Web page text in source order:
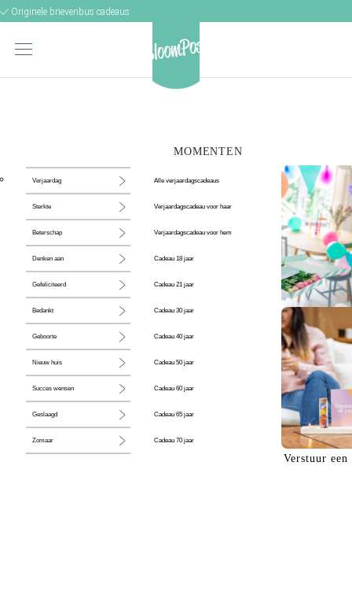
Originele brievenbus cadeaus
MOMENTEN
Verjaardag
Sterkte
Beterschap
Denken aan
Gefeliciteerd
Bedankt
Geboorte
Nieuw huis
Succes wensen
Geslaagd
Zomaar
Alle verjaardagscadeaus
Verjaardagscadeau voor haar
Verjaardagscadeau voor hem
Cadeau 18 jaar
Cadeau 21 jaar
Cadeau 30 jaar
Cadeau 40 jaar
Cadeau 50 jaar
Cadeau 60 jaar
Cadeau 65 jaar
Cadeau 70 jaar
De perfecte
Verstuur een